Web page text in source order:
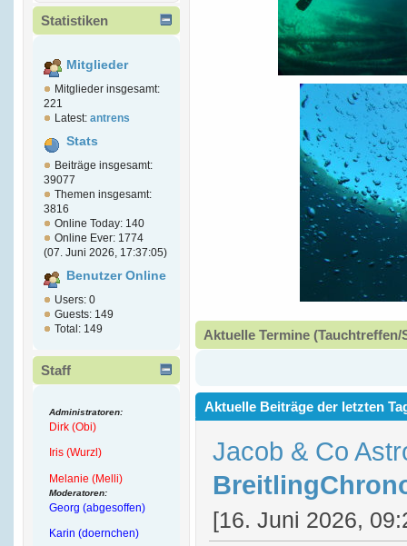
Statistiken
Mitglieder
Mitglieder insgesamt:
221
Latest: antrens
Stats
Beiträge insgesamt:
39077
Themen insgesamt:
3816
Online Today: 140
Online Ever: 1774
(07. Juni 2026, 17:37:05)
Benutzer Online
Users: 0
Guests: 149
Total: 149
Staff
Administratoren:
Dirk (Obi)
Iris (Wurzl)
Melanie (Melli)
Moderatoren:
Georg (abgesoffen)
Karin (doernchen)
Aktuelle Termine
Aktuelle Beiträge der letzten
Jacob & Co
[16. Juni 2026,